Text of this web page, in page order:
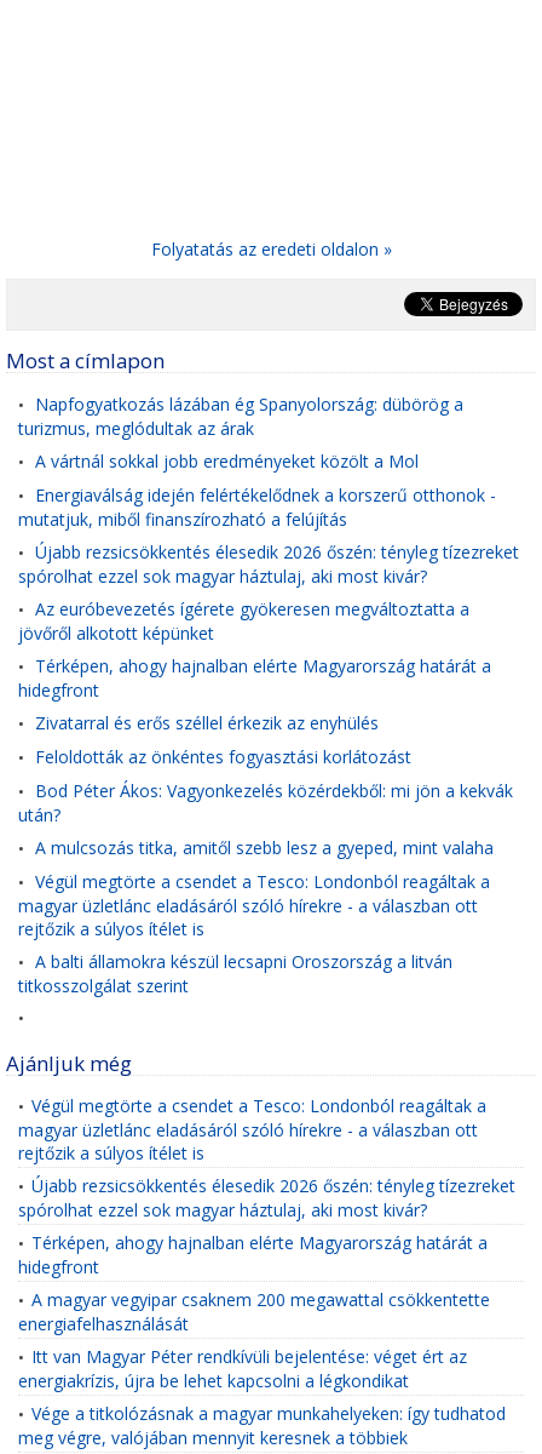
Folyatatás az eredeti oldalon »
Most a címlapon
• Napfogyatkozás lázában ég Spanyolország: dübörög a
turizmus, meglódultak az árak
• A vártnál sokkal jobb eredményeket közölt a Mol
• Energiaválság idején felértékelődnek a korszerű otthonok -
mutatjuk, miből finanszírozható a felújítás
• Újabb rezsicsökkentés élesedik 2026 őszén: tényleg tízezreket
spórolhat ezzel sok magyar háztulaj, aki most kivár?
• Az euróbevezetés ígérete gyökeresen megváltoztatta a
jövőről alkotott képünket
• Térképen, ahogy hajnalban elérte Magyarország határát a
hidegfront
• Zivatarral és erős széllel érkezik az enyhülés
• Feloldották az önkéntes fogyasztási korlátozást
• Bod Péter Ákos: Vagyonkezelés közérdekből: mi jön a kekvák
után?
• A mulcsozás titka, amitől szebb lesz a gyeped, mint valaha
• Végül megtörte a csendet a Tesco: Londonból reagáltak a
magyar üzletlánc eladásáról szóló hírekre - a válaszban ott
rejtőzik a súlyos ítélet is
• A balti államokra készül lecsapni Oroszország a litván
titkosszolgálat szerint
•
Ajánljuk még
• Végül megtörte a csendet a Tesco: Londonból reagáltak a
magyar üzletlánc eladásáról szóló hírekre - a válaszban ott
rejtőzik a súlyos ítélet is
• Újabb rezsicsökkentés élesedik 2026 őszén: tényleg tízezreket
spórolhat ezzel sok magyar háztulaj, aki most kivár?
• Térképen, ahogy hajnalban elérte Magyarország határát a
hidegfront
• A magyar vegyipar csaknem 200 megawattal csökkentette
energiafelhasználását
• Itt van Magyar Péter rendkívüli bejelentése: véget ért az
energiakrízis, újra be lehet kapcsolni a légkondikat
• Vége a titkolózásnak a magyar munkahelyeken: így tudhatod
meg végre, valójában mennyit keresnek a többiek